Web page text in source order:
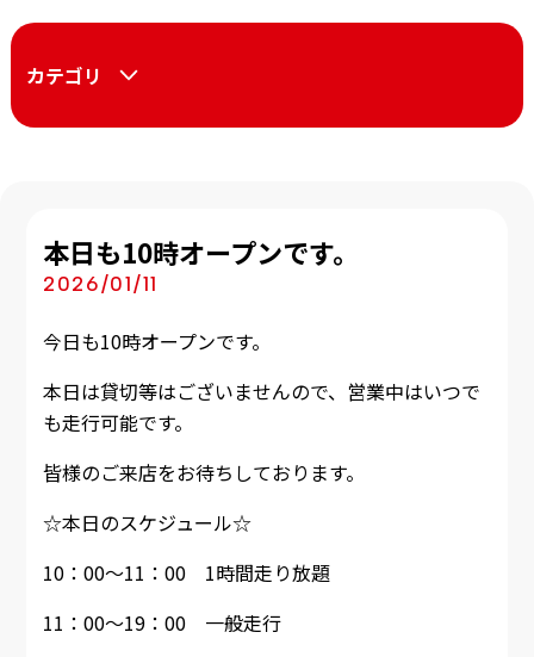
カテゴリ
本日も10時オープンです。
2026/01/11
今日も10時オープンです。
本日は貸切等はございませんので、営業中はいつで
も走行可能です。
皆様のご来店をお待ちしております。
☆本日のスケジュール☆
10：00～11：00 1時間走り放題
11：00～19：00 一般走行